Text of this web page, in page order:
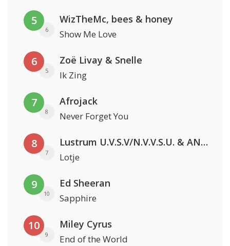
5
6
WizTheMc, bees & honey
Show Me Love
6
5
Zoë Livay & Snelle
Ik Zing
7
8
Afrojack
Never Forget You
8
7
Lustrum U.V.S.V/N.V.V.S.U. & ANNO ONS & Jopke van Dobbenburgh & Roeland Beelen
Lotje
9
10
Ed Sheeran
Sapphire
10
9
Miley Cyrus
End of the World